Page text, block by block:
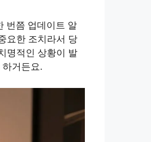
번쯤 업데이트 알
요한 조치라서 당
명적인 상황이 발
거든요.